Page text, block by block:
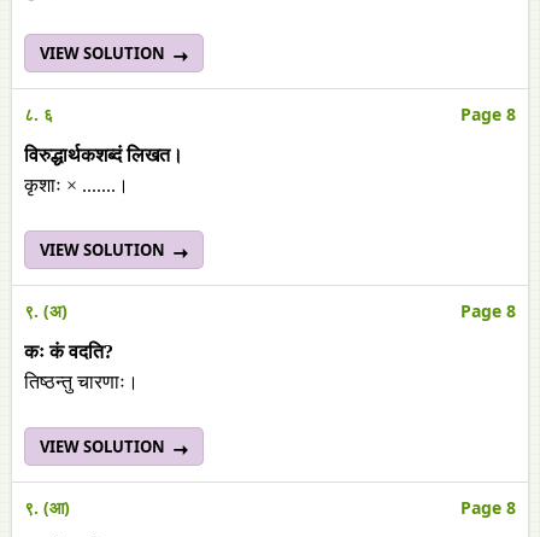
VIEW SOLUTION
८. ६ Page 8
विरुद्धार्थकशब्दं लिखत।
कृशाः × .......।
VIEW SOLUTION
९. (अ) Page 8
कः कं वदति?
तिष्ठन्तु चारणाः।
VIEW SOLUTION
९. (आ) Page 8